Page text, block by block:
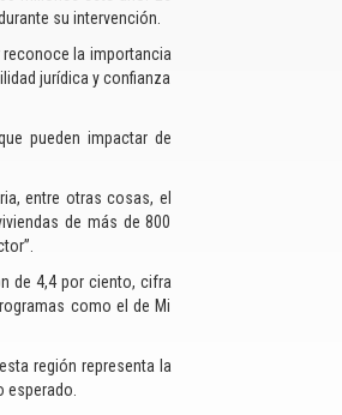
su intervención.
reconoce la importancia
jurídica y confianza
pueden impactar de
entre otras cosas, el
de más de 800
de 4,4 por ciento, cifra
como el de Mi
región representa la
esperado.